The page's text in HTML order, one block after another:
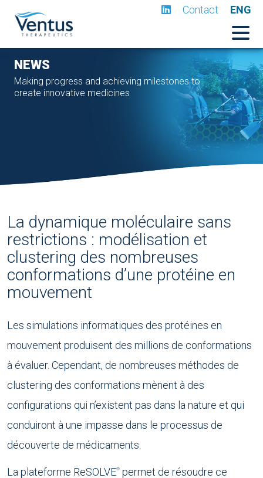
Contact ENG
NEWS
Making progress and achieving milestones to
create innovative medicines
La dynamique moléculaire sans
restrictions : modélisation et
clustering des nombreuses
conformations d’une protéine en
mouvement
Les simulations informatiques des protéines en
mouvement produisent des millions de conformations
à évaluer. Cependant, de nombreuses méthodes de
clustering des conformations mènent à des
configurations qui n’existent pas dans la nature et qui
conduiront à une impasse dans le processus de
découverte de médicaments.
La plateforme ReSOLVE® permet de résoudre ce